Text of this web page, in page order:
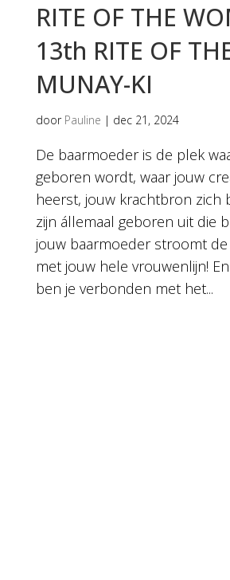
RITE OF THE
13th RITE OF
MUNAY-KI
door Pauline | dec 21, 2024
De baarmoeder is de plek
geboren wordt, waar jouw
heerst, jouw krachtbron zich
zijn állemaal geboren uit die
jouw baarmoeder stroomt
met jouw hele vrouwenlijn!
ben je verbonden met het...